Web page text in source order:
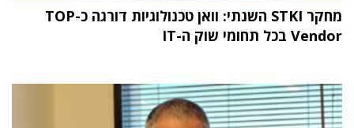
מחקר STKI השנתי: וואן טכנולוגיות דורגה כ-TOP
Vendor בכל תחומי שוק ה-IT